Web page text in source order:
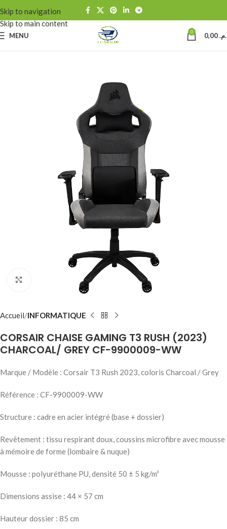
Skip to navigation
Skip to main content
MENU 0
Click to enlarge
Accueil INFORMATIQUE
CORSAIR CHAISE GAMING T3 RUSH (2023)
CHARCOAL/ GREY CF-9900009-WW
Marque / Modèle : Corsair T3 Rush 2023, coloris Charcoal / Grey
Référence : CF-9900009-WW
Structure : cadre en acier intégré (base + dossier)
Revêtement : tissu respirant doux, coussins microfibre avec mousse
à mémoire de forme (lombaire & nuque)
Mousse : polyuréthane PU, densité 50 ± 5 kg/m³
Dimensions assise : 44 × 57 cm
Hauteur dossier : 85 cm